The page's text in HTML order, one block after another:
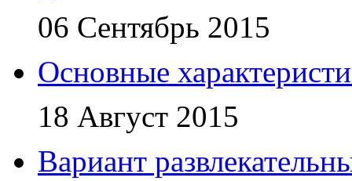
06 Сентябрь 2015
Основные
18 Август 2015
Вариант